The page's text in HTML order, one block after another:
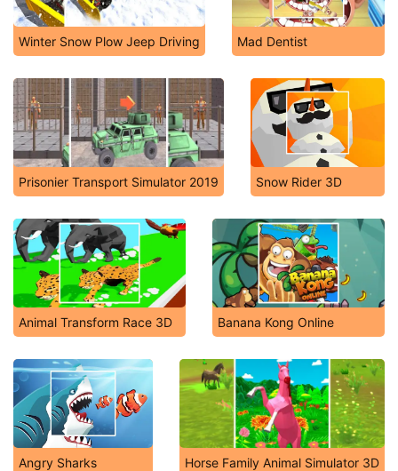
Winter Snow Plow Jeep Driving Mad Dentist
Prisonier Transport Simulator 2019 Snow Rider 3D
Animal Transform Race 3D Banana Kong Online
Angry Sharks Horse Family Animal Simulator 3D